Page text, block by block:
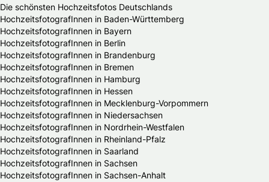
Die schönsten Hochzeitsfotos Deutschlands
HochzeitsfotografInnen in Baden-Württemberg
HochzeitsfotografInnen in Bayern
HochzeitsfotografInnen in Berlin
HochzeitsfotografInnen in Brandenburg
HochzeitsfotografInnen in Bremen
HochzeitsfotografInnen in Hamburg
HochzeitsfotografInnen in Hessen
HochzeitsfotografInnen in Mecklenburg-Vorpommern
HochzeitsfotografInnen in Niedersachsen
HochzeitsfotografInnen in Nordrhein-Westfalen
HochzeitsfotografInnen in Rheinland-Pfalz
HochzeitsfotografInnen in Saarland
HochzeitsfotografInnen in Sachsen
HochzeitsfotografInnen in Sachsen-Anhalt